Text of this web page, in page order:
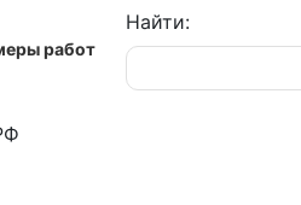
работ
Найти: